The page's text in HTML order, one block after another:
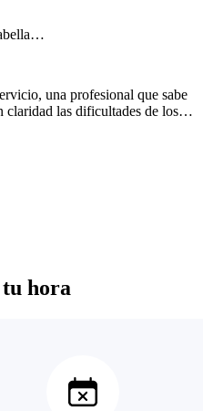
una profesional que sabe
claridad las dificultades de los
hora